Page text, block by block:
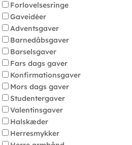
Forlovelsesringe
Gaveidéer
Adventsgaver
Barnedåbsgaver
Barselsgaver
Fars dags gaver
Konfirmationsgaver
Mors dags gaver
Studentergaver
Valentinsgaver
Halskæder
Herresmykker